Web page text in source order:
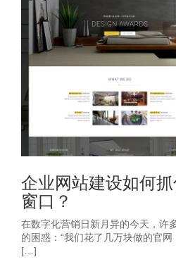
企业网站建设如何
窗口？
在数字化营销日新月异的今天，许
的困惑：“我们花了几万块做的官
[…]